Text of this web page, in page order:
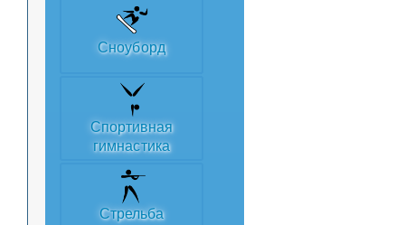
Сноуборд
Спортивная
гимнастика
Стрельба